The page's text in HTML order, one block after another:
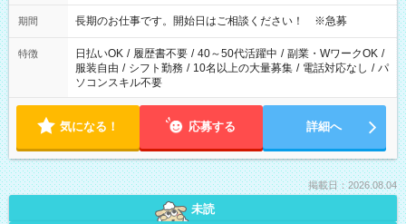
期間 長期のお仕事です。開始日はご相談ください！ ※急募
特徴 日払いOK / 履歴書不要 / 40～50代活躍中 / 副業・WワークOK /
服装自由 / シフト勤務 / 10名以上の大量募集 / 電話対応なし / パ
ソコンスキル不要
気になる！ 応募する 詳細へ
掲載日：2026.08.04
未読